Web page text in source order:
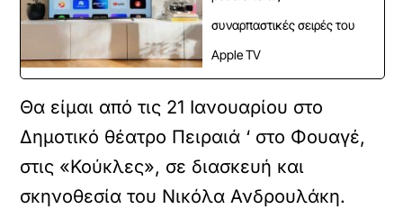
συναρπαστικές σειρές του
Apple TV
Θα είμαι από τις 21 Ιανουαρίου στο
Δημοτικό θέατρο Πειραιά ‘ στο Φουαγέ,
στις «Κούκλες», σε διασκευή και
σκηνοθεσία του Νικόλα Ανδρουλάκη.